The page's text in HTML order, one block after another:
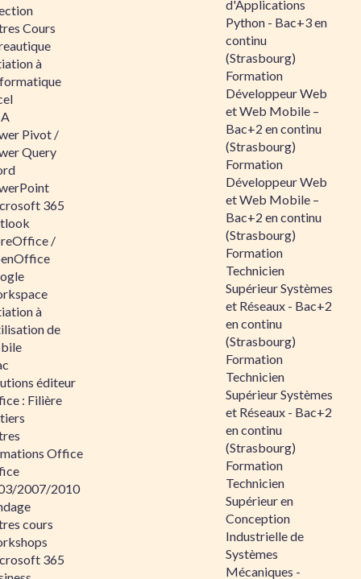
Cours
à
Pivot /
Query
365
/
à
de
éditeur
: Filière
Office
2007/2010
cours
365
d'Applications
Python - Bac+3 en
continu
(Strasbourg)
Formation
Développeur Web
et Web Mobile –
Bac+2 en continu
(Strasbourg)
Formation
Développeur Web
et Web Mobile –
Bac+2 en continu
(Strasbourg)
Formation
Technicien
Supérieur Systèmes
et Réseaux - Bac+2
en continu
(Strasbourg)
Formation
Technicien
Supérieur Systèmes
et Réseaux - Bac+2
en continu
(Strasbourg)
Formation
Technicien
Supérieur en
Conception
Industrielle de
Systèmes
Mécaniques -